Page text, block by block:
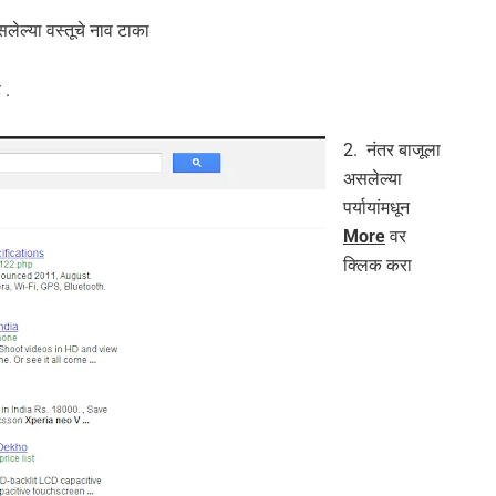
वस्तूचे नाव टाका
.
2. नंतर बाजूला
असलेल्या
पर्यायांमधून
Moreवर
क्लिक करा